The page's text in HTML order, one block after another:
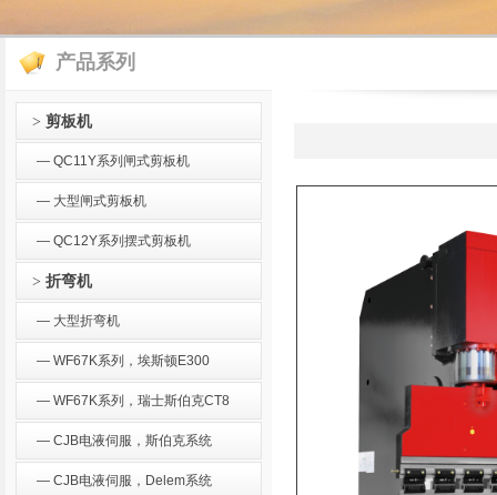
产品系列
> 剪板机
— QC11Y系列闸式剪板机
— 大型闸式剪板机
— QC12Y系列摆式剪板机
> 折弯机
— 大型折弯机
— WF67K系列，埃斯顿E300
— WF67K系列，瑞士斯伯克CT8
— CJB电液伺服，斯伯克系统
— CJB电液伺服，Delem系统